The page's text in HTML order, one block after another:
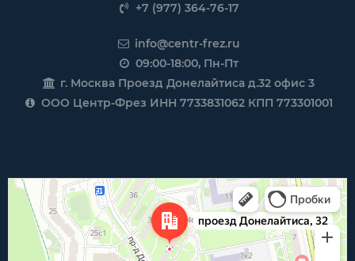
+7 (977) 364-76-17
info@centr-frez.ru
09:00-18:00, Пн-Пт
г. Москва Проезд Донелайтиса д.32 офис 3
ООО Центр-Фрез ИНН 7733831062 КПП 773301001